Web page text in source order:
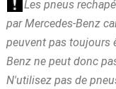
Les pneus
par Mercedes-Benz
peuvent pas toujours
Benz ne peut donc
N'utilisez pas de